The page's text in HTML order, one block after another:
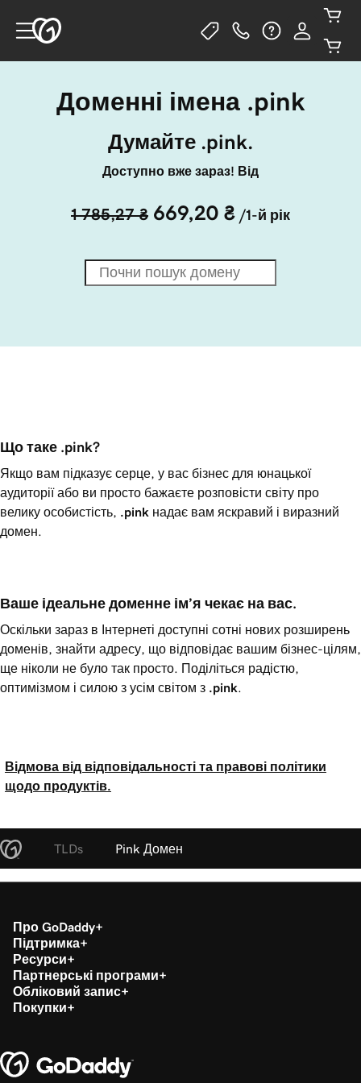
Доменні імена .pink
Думайте .pink.
Доступно вже зараз! Від
1 785,27 ₴ 669,20 ₴ /1-й рік
Що таке .pink?
Якщо вам підказує серце, у вас бізнес для юнацької
аудиторії або ви просто бажаєте розповісти світу про
велику особистість,
.pink надає вам яскравий і виразний
домен.
Ваше ідеальне доменне ім’я чекає на вас.
Оскільки зараз в Інтернеті доступні сотні нових розширень
доменів, знайти адресу, що відповідає вашим бізнес-цілям,
ще ніколи не було так просто. Поділіться радістю,
оптимізмом і силою з усім світом з .pink
Відмова від відповідальності та правові політики
щодо продуктів.
TLDs Pink Домен
Про GoDaddy
Підтримка
Ресурси
Партнерські програми
Обліковий запис
Покупки